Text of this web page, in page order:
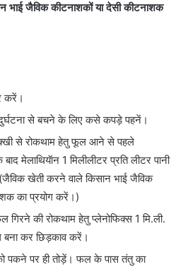
भाई जैविक कीटनाशकों या देसी कीटनाशक
करें।
से बचने के लिए कसे कपड़े पहनें।
से रोकथाम हेतु फूल आने से पहले
मेलाथियॅान 1 मिलीलीटर प्रति लीटर पानी
खेती करने वाले किसान भाई जैविक
का प्रयोग करें।)
गिरने की रोकथाम हेतु प्लेनोफिक्स 1 मि.ली.
बना कर छिड़काव करें।
पर ही तोड़ें। फल के पास तंतु का